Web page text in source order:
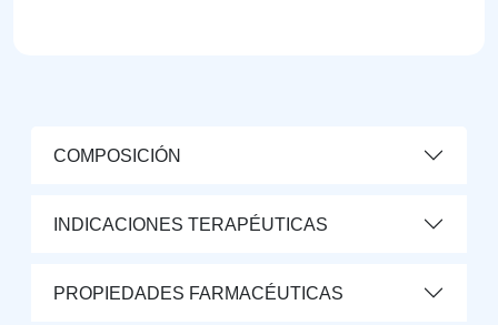
COMPOSICIÓN
INDICACIONES TERAPÉUTICAS
PROPIEDADES FARMACÉUTICAS